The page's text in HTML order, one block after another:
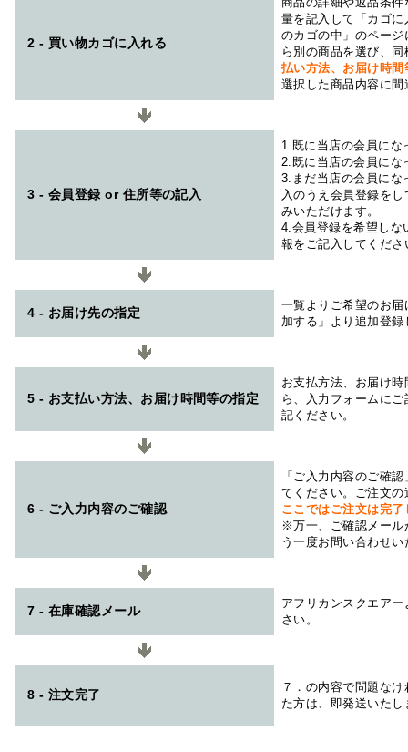
2 - 買い物カゴに入れる
量を記入して「カゴ
のカゴの中」のペー
ら別の商品を選び、
払い方法、お届け時
選択した商品内容に
3 - 会員登録 or 住所等の記入
1.既に当店の会員にな
2.既に当店の会員にな
3.まだ当店の会員にな
入のうえ会員登録を
みいただけます。
4.会員登録を希望しな
報をご記入してくださ
4 - お届け先の指定
一覧よりご希望のお
加する」より追加登
5 - お支払い方法、お届け時間等の指定
お支払方法、お届け
ら、入力フォームに
記ください。
6 - ご入力内容のご確認
「ご入力内容のご確
てください。ご注文
ここではご注文は完
※万一、ご確認メール
う一度お問い合わせ
7 - 在庫確認メール
アフリカンスクエアー
さい。
8 - 注文完了
７．の内容で問題な
た方は、即発送いたし